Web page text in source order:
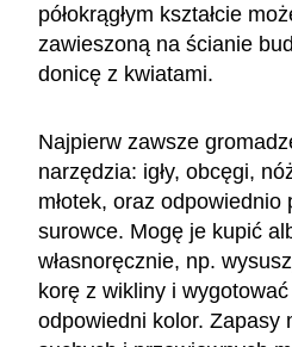
półokrągłym kształcie
zawieszoną na ścianie
donicę z kwiatami.
Najpierw zawsze
narzędzia: igły, obcęgi,
młotek, oraz odpowiednio
surowce. Mogę je kupić
własnoręcznie, np.
korę z wikliny i
odpowiedni kolor. Zapasy